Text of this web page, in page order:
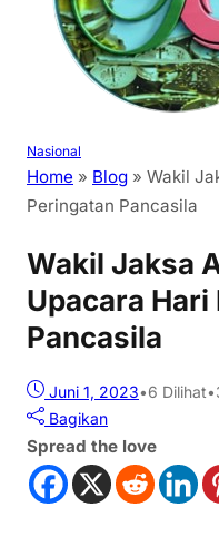
Nasional
Home » Blog » Wakil
Peringatan Pancasila
Wakil Jaksa
Upacara
Pancasila
Juni 1, 2023•6 Dilihat•
Bagikan
Spread the love